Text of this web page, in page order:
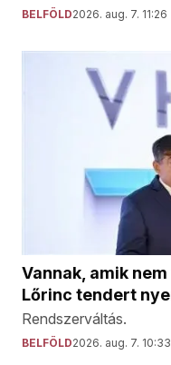
BELFÖLD2026. aug. 7. 11:26
Vannak, amik
Lőrinc tendert
Rendszerváltás.
BELFÖLD2026. aug. 7. 10:33